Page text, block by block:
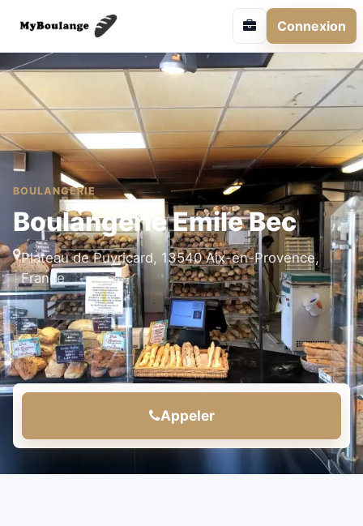
Connexion
BOULANGERIE
Boulangerie Emile Bec
Plateau de Puyricard, 13540 Aix-en-Provence,
France
Appeler